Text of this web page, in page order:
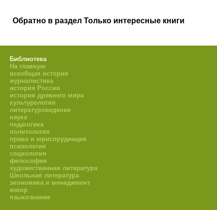
Обратно в раздел Только интересные книги
Библиотека
На главную
всеобщая история
журналистика
история России
история древнего мира
культурология
литературоведение
наука
педагогика
политология
право и юриспруденция
психология
социология
философия
художественная литература
Школьная литература
экономика и менеджмент
юмор
языкознание